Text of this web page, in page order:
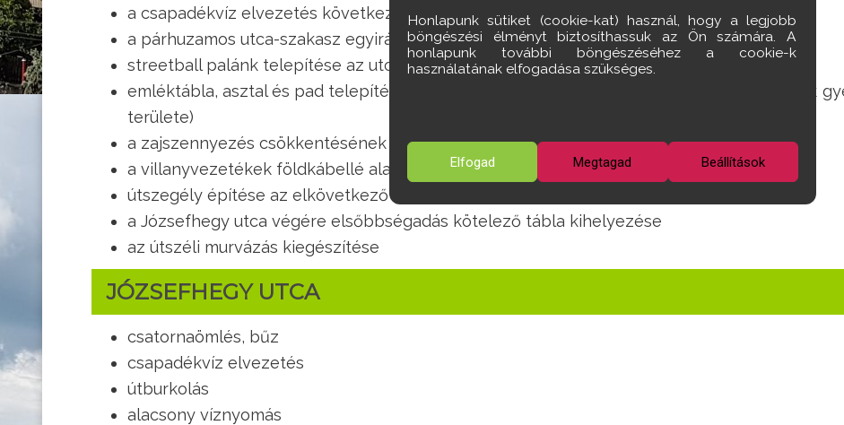
Honlapunk sütiket (cookie-kat) használ, hogy a legjobb
böngészési élményt biztosíthassuk az Ön számára. A
honlapunk további böngészéséhez a cookie-k
használatának elfogadása szükséges.
Elfogad Megtagad Beállítások
a csapadékvíz elvezetés következetes kialakítása az utca teljes hosszába
a párhuzamos utca-szakasz egyirányúsításának közösségi eldöntése
streetball palánk telepítése az utca végébe
emléktábla, asztal és pad telepítése a „Huszi” helyére (az utca felső végén volt a környék
területe)
a zajszennyezés csökkentésének lehetőségei
a villanyvezetékek földkábellé alakítása
útszegély építése az elkövetkező útfelújítás során
a Józsefhegy utca végére elsőbbségadás kötelező tábla kihelyezése
az útszéli murvázás kiegészítése
JÓZSEFHEGY UTCA
csatornaömlés, bűz
csapadékvíz elvezetés
útburkolás
alacsony víznyomás